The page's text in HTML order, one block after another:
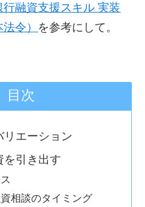
融資支援スキル 実装
令） を参考にして。
目次
リエーション
引き出す
相談のタイミング